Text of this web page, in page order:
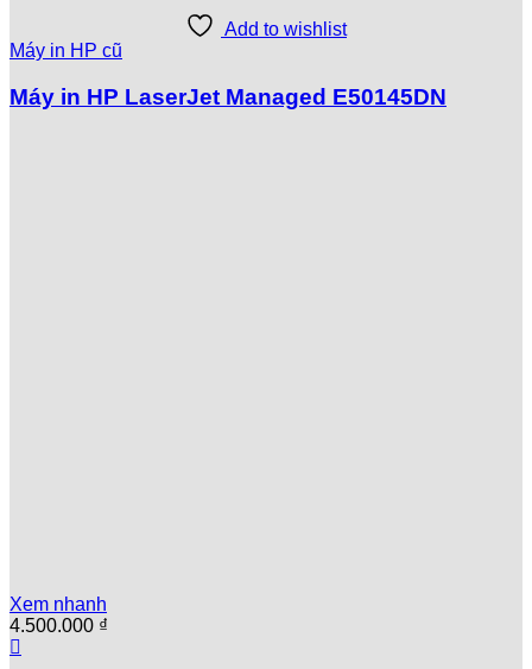
đến
1.100.000 ₫
Add to wishlist
Máy in HP cũ
Máy in HP LaserJet Managed E50145DN
Xem nhanh
4.500.000 ₫